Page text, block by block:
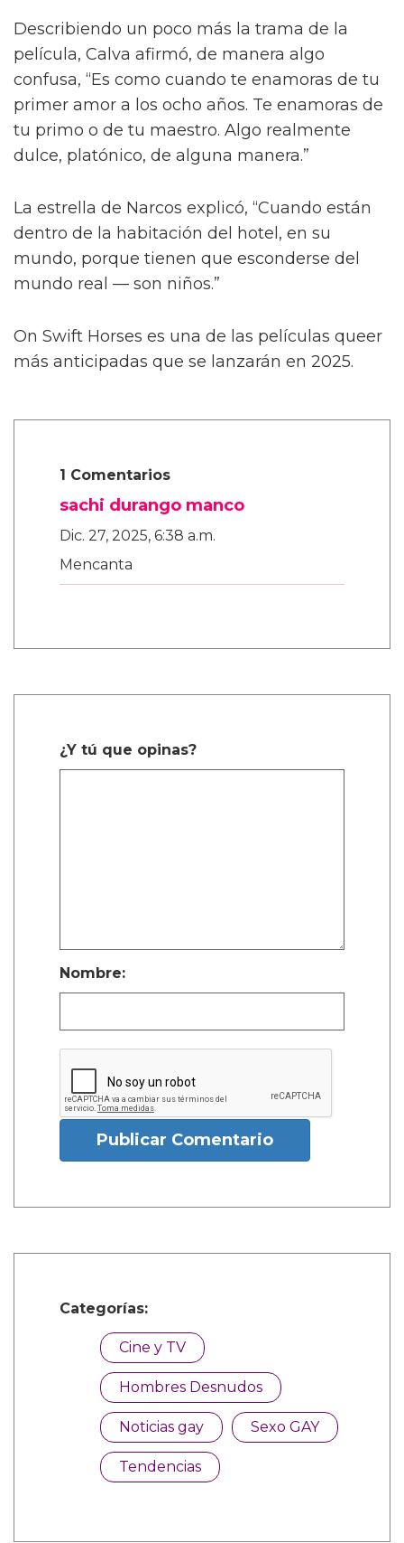
Describiendo un poco más la trama de la
película, Calva afirmó, de manera algo
confusa, “Es como cuando te enamoras de tu
primer amor a los ocho años. Te enamoras de
tu primo o de tu maestro. Algo realmente
dulce, platónico, de alguna manera.”
La estrella de Narcos explicó, “Cuando están
dentro de la habitación del hotel, en su
mundo, porque tienen que esconderse del
mundo real — son niños.”
On Swift Horses es una de las películas queer
más anticipadas que se lanzarán en 2025.
1 Comentarios
sachi durango manco
Dic. 27, 2025, 6:38 a.m.
Mencanta
¿Y tú que opinas?
Nombre:
Publicar Comentario
Categorías:
Cine y TV
Hombres Desnudos
Noticias gay Sexo GAY
Tendencias